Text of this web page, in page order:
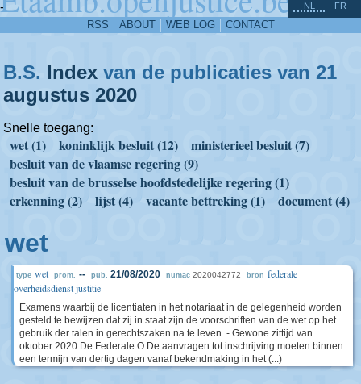
-
RSS ABOUT WEB LOG CONTACT
NL FR
B.S. Index van de publicaties van 21
augustus 2020
Snelle toegang:
wet (1) koninklijk besluit (12)
ministerieel besluit (7)
besluit van de vlaamse regering (9)
besluit van de brusselse hoofdstedelijke regering (1)
erkenning (2)
lijst (4) vacante bettreking (1) document (4)
wet
type wet prom. -- pub. 21/08/2020 numac 2020042772 bron federale
overheidsdienst justitie
Examens waarbij de licentiaten in het notariaat in de gelegenheid worden
gesteld te bewijzen dat zij in staat zijn de voorschriften van de wet op het
gebruik der talen in gerechtszaken na te leven. - Gewone zittijd van
oktober 2020 De Federale O De aanvragen tot inschrijving moeten binnen
een termijn van dertig dagen vanaf bekendmaking in het (...)
^